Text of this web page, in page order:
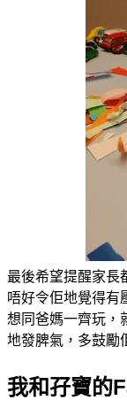
最後希望提醒家長
唔好令佢地覺得有
想同爸媽一齊玩，
地發脾氣，多鼓勵
我和孖寶的